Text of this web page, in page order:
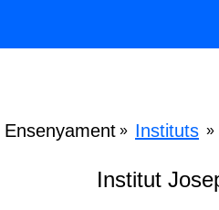
Ensenyament » Instituts »
Institut